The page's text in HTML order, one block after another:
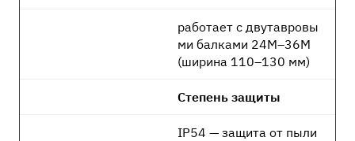
работает с двутавровы
ми балками 24М–36М
(ширина 110–130 мм)
Степень защиты
IP54 — защита от пыли